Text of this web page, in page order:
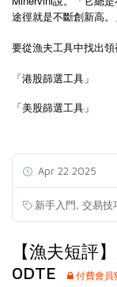
途徑就是不斷創新高。
要從漁夫工具中找出
「港股篩選工具 」
「美股篩選工具 」
Apr 22 2025
新手入門 交易技
【漁夫短評
0DTE
付費會員